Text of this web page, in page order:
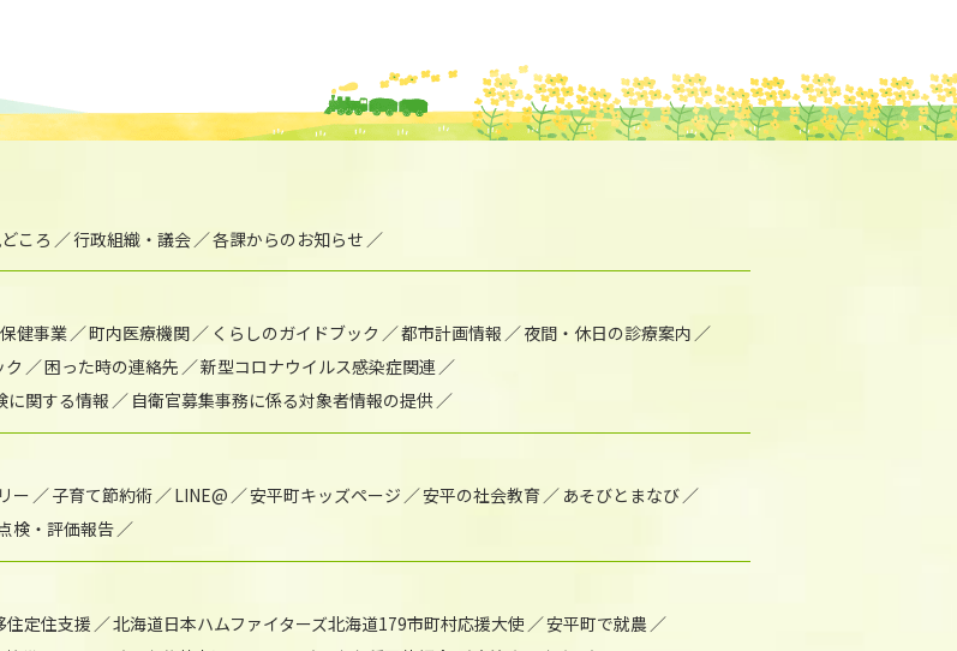
ころ 行政組織・議会 各課からのお知らせ
保健事業 町内医療機関 くらしのガイドブック 都市計画情報
夜間・休日の診療案内
ク 困った時の連絡先
新型コロナウイルス感染症関連
に関する情報 自衛官募集事務に係る対象者情報の提供
ー 子育て節約術 LINE@ 安平町キッズページ 安平の社会教育
あそびとまなび
検・評価報告
住定住支援 北海道日本ハムファイターズ北海道179市町村応援大使
安平町で就農